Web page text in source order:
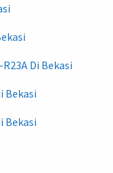
Di Bekasi
Bekasi
Bekasi